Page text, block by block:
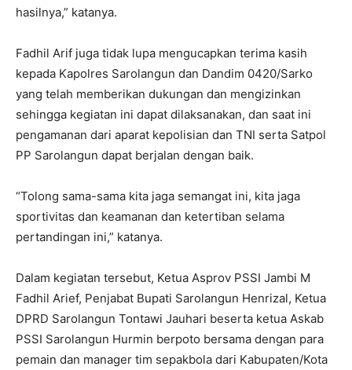
hasilnya,” katanya.
Fadhil Arif juga tidak lupa mengucapkan terima kasih
kepada Kapolres Sarolangun dan Dandim 0420/Sarko
yang telah memberikan dukungan dan mengizinkan
sehingga kegiatan ini dapat dilaksanakan, dan saat ini
pengamanan dari aparat kepolisian dan TNI serta Satpol
PP Sarolangun dapat berjalan dengan baik.
“Tolong sama-sama kita jaga semangat ini, kita jaga
sportivitas dan keamanan dan ketertiban selama
pertandingan ini,” katanya.
Dalam kegiatan tersebut, Ketua Asprov PSSI Jambi M
Fadhil Arief, Penjabat Bupati Sarolangun Henrizal, Ketua
DPRD Sarolangun Tontawi Jauhari beserta ketua Askab
PSSI Sarolangun Hurmin berpoto bersama dengan para
pemain dan manager tim sepakbola dari Kabupaten/Kota